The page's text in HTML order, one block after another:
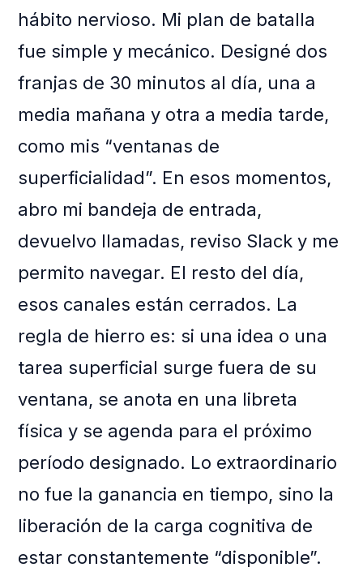
hábito nervioso. Mi plan de batalla
fue simple y mecánico. Designé dos
franjas de 30 minutos al día, una a
media mañana y otra a media tarde,
como mis “ventanas de
superficialidad”. En esos momentos,
abro mi bandeja de entrada,
devuelvo llamadas, reviso Slack y me
permito navegar. El resto del día,
esos canales están cerrados. La
regla de hierro es: si una idea o una
tarea superficial surge fuera de su
ventana, se anota en una libreta
física y se agenda para el próximo
período designado. Lo extraordinario
no fue la ganancia en tiempo, sino la
liberación de la carga cognitiva de
estar constantemente “disponible”.